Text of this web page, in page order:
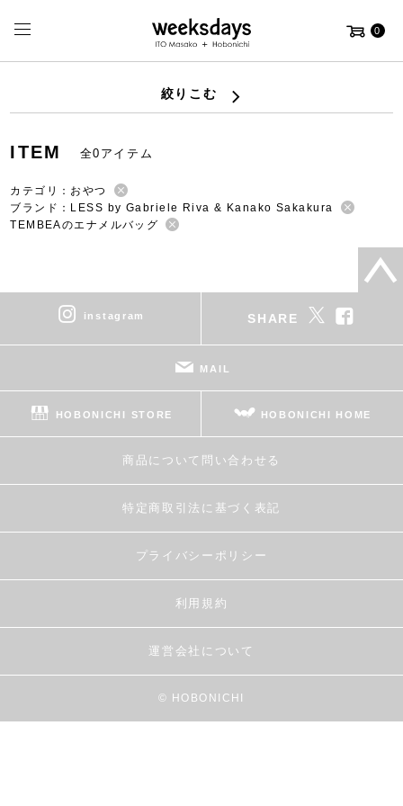
0
絞りこむ
ITEM 全0アイテム
カテゴリ：おやつ
ブランド：LESS by Gabriele Riva & Kanako Sakakura
TEMBEAのエナメルバッグ
instagram SHARE
MAIL
HOBONICHI STORE HOBONICHI HOME
商品について問い合わせる
特定商取引法に基づく表記
プライバシーポリシー
利用規約
運営会社について
© HOBONICHI